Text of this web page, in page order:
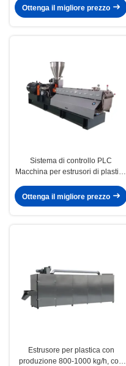
Ottenga il migliore prezzo
Sistema di controllo PLC
Macchina per estrusori di plastica
Dimensione 7*4*5m
Ottenga il migliore prezzo
Estrusore per plastica con
produzione 800-1000 kg/h, con